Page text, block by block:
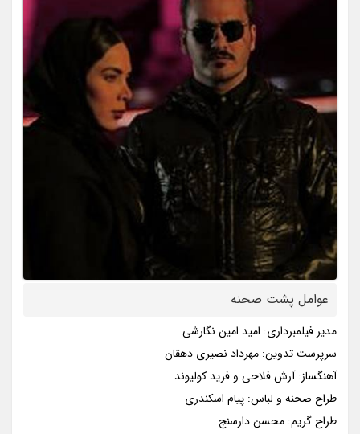
عوامل پشت صحنه
مدیر فیلمبرداری: امید امین نگارشی
سرپرست تدوین: مهرداد نصیری دهقان
آهنگساز: آرش فلاحی و فرید کولیوند
طراح صحنه و لباس: پیام اسکندری
طراح گریم: محسن دارسنج